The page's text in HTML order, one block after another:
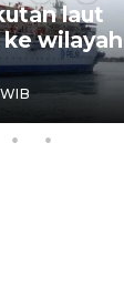
laut
wilayah